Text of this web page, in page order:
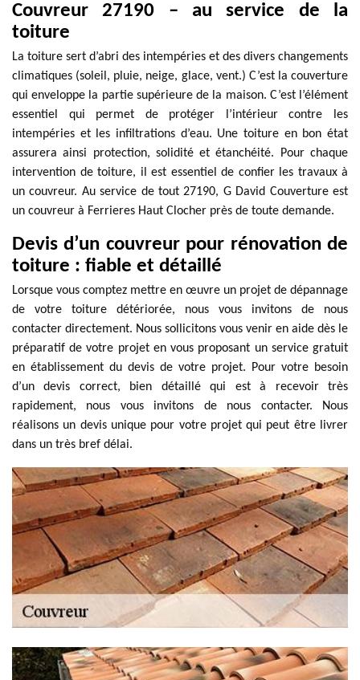
Couvreur 27190 – au service de la
toiture
La toiture sert d’abri des intempéries et des divers changements
climatiques (soleil, pluie, neige, glace, vent.) C’est la couverture
qui enveloppe la partie supérieure de la maison. C’est l’élément
essentiel qui permet de protéger l’intérieur contre les
intempéries et les infiltrations d’eau. Une toiture en bon état
assurera ainsi protection, solidité et étanchéité. Pour chaque
intervention de toiture, il est essentiel de confier les travaux à
un couvreur. Au service de tout 27190, G David Couverture est
un couvreur à Ferrieres Haut Clocher près de toute demande.
Devis d’un couvreur pour rénovation de
toiture : fiable et détaillé
Lorsque vous comptez mettre en œuvre un projet de dépannage
de votre toiture détériorée, nous vous invitons de nous
contacter directement. Nous sollicitons vous venir en aide dès le
préparatif de votre projet en vous proposant un service gratuit
en établissement du devis de votre projet. Pour votre besoin
d’un devis correct, bien détaillé qui est à recevoir très
rapidement, nous vous invitons de nous contacter. Nous
réalisons un devis unique pour votre projet qui peut être livrer
dans un très bref délai.